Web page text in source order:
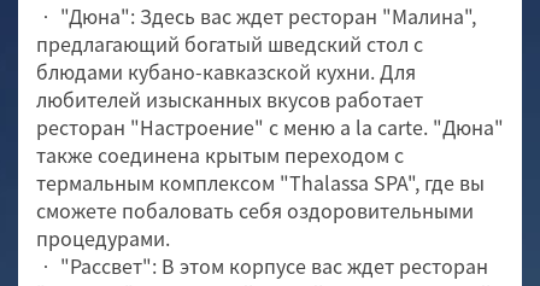
• "Дюна": Здесь вас ждет ресторан "Малина",
предлагающий богатый шведский стол с
блюдами кубано-кавказской кухни. Для
любителей изысканных вкусов работает
ресторан "Настроение" с меню a la carte. "Дюна"
также соединена крытым переходом с
термальным комплексом "Thalassa SPA", где вы
сможете побаловать себя оздоровительными
процедурами.
• "Рассвет": В этом корпусе вас ждет ресторан